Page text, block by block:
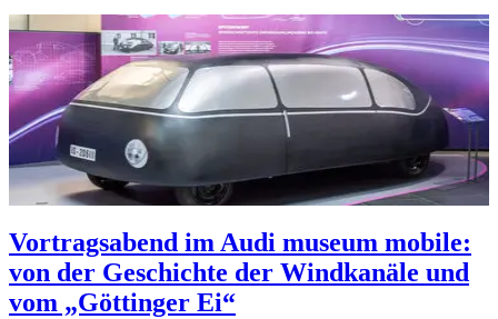
Vortragsabend im Audi museum mobile:
von der Geschichte der Windkanäle und
vom „Göttinger Ei“